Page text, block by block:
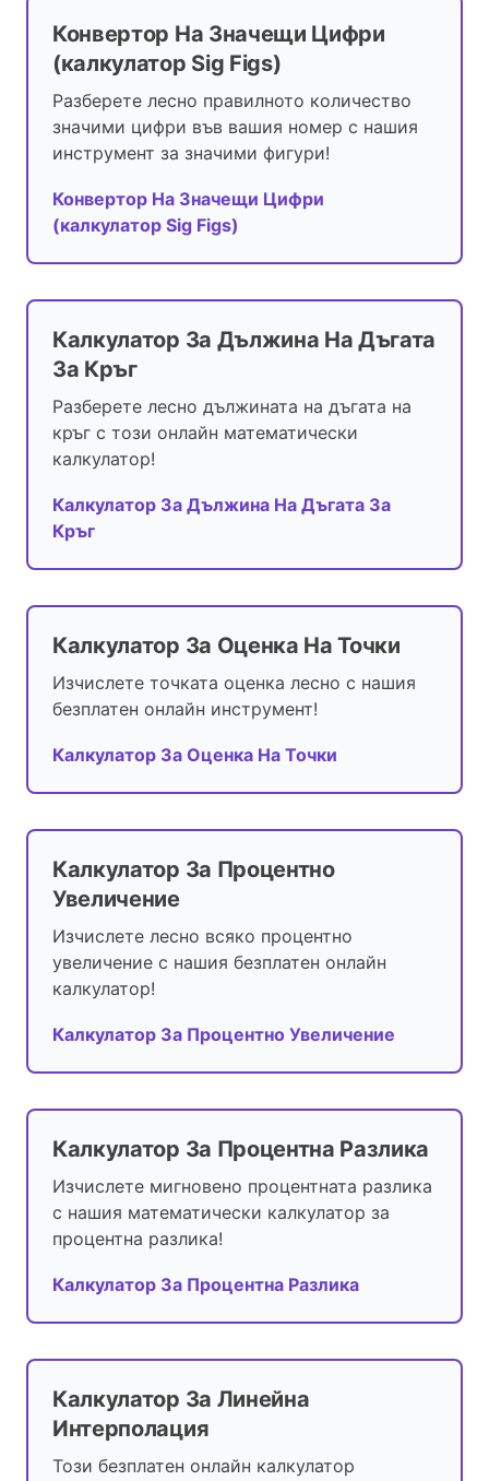
Конвертор На Значещи Цифри
(калкулатор Sig Figs)
Разберете лесно правилното количество
значими цифри във вашия номер с нашия
инструмент за значими фигури!
Конвертор На Значещи Цифри
(калкулатор Sig Figs)
Калкулатор За Дължина На Дъгата
За Кръг
Разберете лесно дължината на дъгата на
кръг с този онлайн математически
калкулатор!
Калкулатор За Дължина На Дъгата За
Кръг
Калкулатор За Оценка На Точки
Изчислете точката оценка лесно с нашия
безплатен онлайн инструмент!
Калкулатор За Оценка На Точки
Калкулатор За Процентно
Увеличение
Изчислете лесно всяко процентно
увеличение с нашия безплатен онлайн
калкулатор!
Калкулатор За Процентно Увеличение
Калкулатор За Процентна Разлика
Изчислете мигновено процентната разлика
с нашия математически калкулатор за
процентна разлика!
Калкулатор За Процентна Разлика
Калкулатор За Линейна
Интерполация
Този безплатен онлайн калкулатор